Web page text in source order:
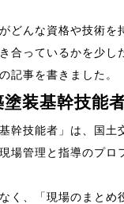
どんな資格や技術を
合っているかを少し
記事を書きました。
装基幹技能
幹技能者」は、国土
場管理と指導のプロ
く、「現場のまとめ